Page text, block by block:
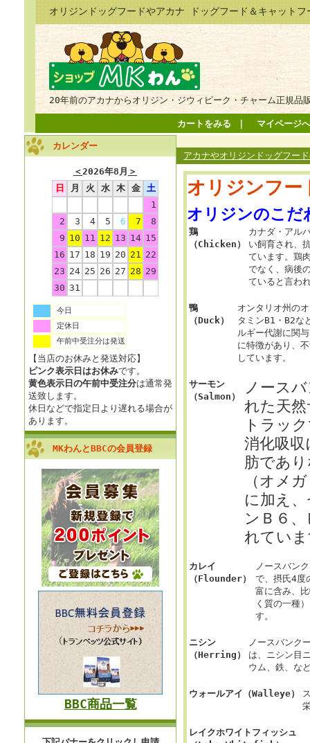
オリジンドッグフードやアカナ ドッグフード＆キャットフ
20年前のアカナからオリジン・ジウィピーク・チャーム正規品
カートをみる マイページ
カレンダー
＜2026年8月 ＞
日
月 火 水 木 金
土
1
2
3 4 5 6 7
8
9 10 11 12 13 14 15
16 17 18 19 20 21 22
23 24 25 26 27 28 29
30 31
今日
定休日
午前中受注分は発送
【当店のお休みと発送対応】
ピンク表示日はお休みです。
黄色表示日の午前中受注分は通常発
送致します。
休日などで指定日より遅れる場合が
あります。
MKわんとBBCの会員登録
BBC商品一覧
アカナやオリジンドッグフード
オリジンフー
オリジンのこだ
鶏
（Chicken）
カナダ・アル
い飼育され、
ています。鶏
でなく、病後
ていると言わ
鴨
（Duck）
オンタリオ州の
タミンB1・B2な
ルギー代謝に関
に特徴があり、
しています。
サーモン
（Salmon）
ノース
れた天
トラッ
消化吸
肪であ
（オメ
に加え
ンＢ６
れてい
カレイ
（Flounder）
ノースバン
で、摂氏4度
富に含み、
く質の一種
す。
ニシン
（Herring）
ノースバンク
は、ニシン目
ウム、鉄、な
ウォールアイ（Walleye）
レイクホワイトフィッシュ